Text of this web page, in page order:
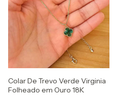
Colar De Trevo Verde Virginia
Folheado em Ouro 18K